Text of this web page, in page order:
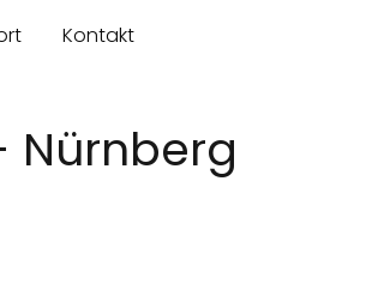
Kontakt
Nürnberg